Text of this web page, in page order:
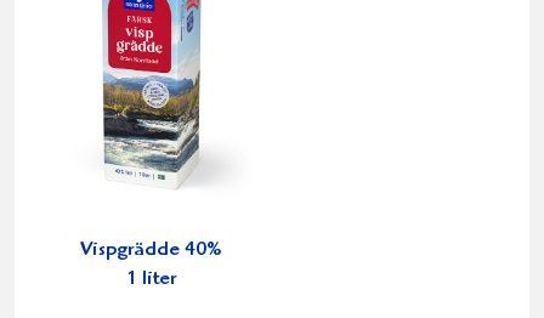
Vispgrädde 40%
1 liter